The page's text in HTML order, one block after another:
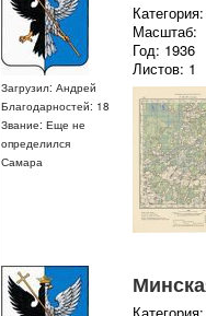
Загрузил: Андрей
Благодарностей: 18
Звание: Еще не
определился
Самара
Масштаб:
Год: 1936
Листов: 1